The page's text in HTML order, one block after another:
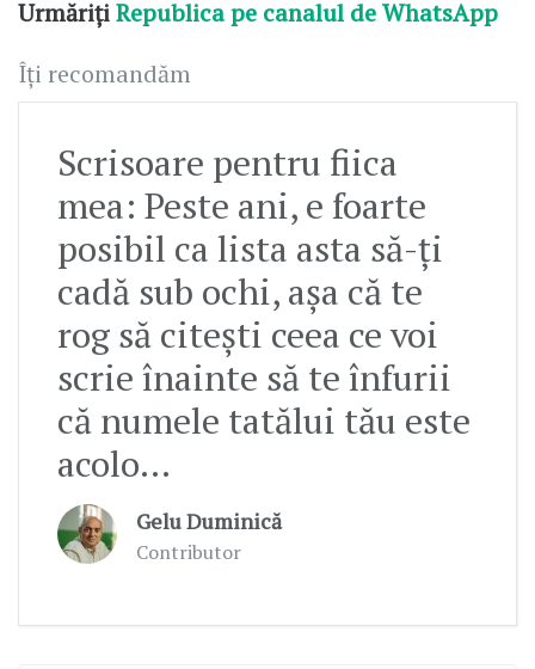
UrmărițiRepublica pe canalul de WhatsApp
Îți recomandăm
Scrisoare pentru fiica
mea: Peste ani, e foarte
posibil ca lista asta să-ți
cadă sub ochi, așa că te
rog să citești ceea ce voi
scrie înainte să te înfurii
că numele tatălui tău este
acolo...
Gelu Duminică
Contributor